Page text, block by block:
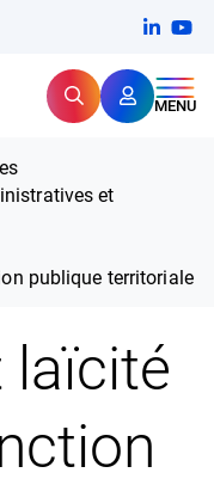
RechercherMENU
pour
et
publique territoriale
laïcité